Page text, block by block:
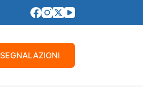
SEGNALAZIONI